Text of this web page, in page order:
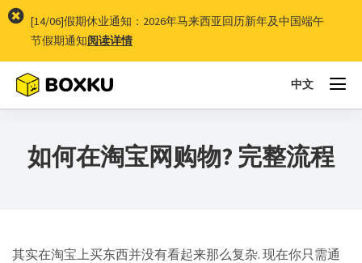
[14/06]假期休业通知：2026年马来西亚回历新年及中国端午
节假期通知阅读详情
中文
如何在淘宝网购物? 完整流程
其实在淘宝上买东西并没有看起来那么复杂. 现在你只需通